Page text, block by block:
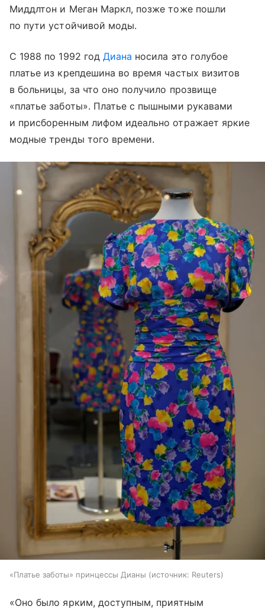
Миддлтон и Меган Маркл, позже тоже пошли
по пути устойчивой моды.
С 1988 по 1992 год Диана носила это голубое
платье из крепдешина во время частых визитов
в больницы, за что оно получило прозвище
«платье заботы». Платье с пышными рукавами
и присборенным лифом идеально отражает яркие
модные тренды того времени.
«Платье заботы» принцессы Дианы источник: Reuters
«Оно было ярким, доступным, приятным